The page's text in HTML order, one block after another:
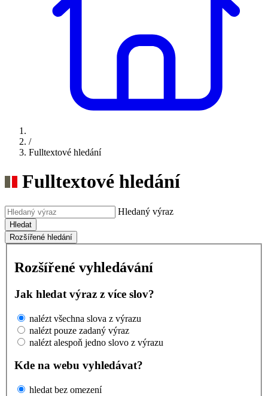
/
Fulltextové hledání
Fulltextové hledání
Hledaný výraz
Hledat
Rozšířené hledání
Rozšířené vyhledávání
Jak hledat výraz z více slov?
nalézt všechna slova z výrazu
nalézt pouze zadaný výraz
nalézt alespoň jedno slovo z výrazu
Kde na webu vyhledávat?
hledat bez omezení